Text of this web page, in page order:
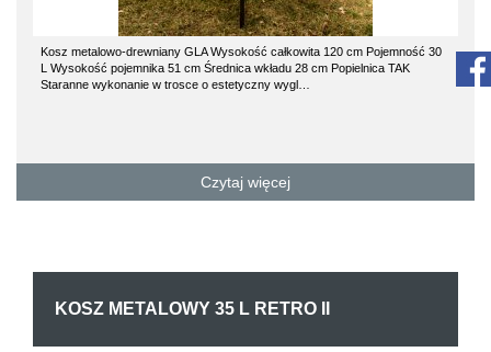
Kosz metalowo-drewniany GLA Wysokość całkowita 120 cm Pojemność 30
L Wysokość pojemnika 51 cm Średnica wkładu 28 cm Popielnica TAK
Staranne wykonanie w trosce o estetyczny wygl…
Czytaj więcej
KOSZ METALOWY 35 L RETRO II